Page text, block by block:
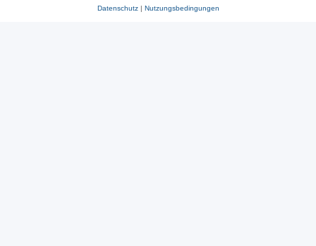
Datenschutz| Nutzungsbedingungen